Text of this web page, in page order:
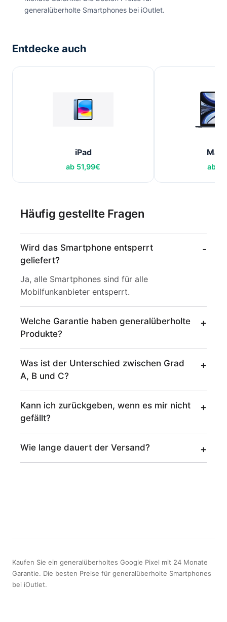
generalüberholte Smartphones bei iOutlet.
Entdecke auch
iPad
ab 51,99€ ab
Häufig gestellte Fragen
Wird das Smartphone entsperrt
geliefert?
Ja, alle Smartphones sind für alle
Mobilfunkanbieter entsperrt.
Welche Garantie haben generalüberholte
Produkte?
Was ist der Unterschied zwischen Grad
A, B und C?
Kann ich zurückgeben, wenn es mir nicht
gefällt?
Wie lange dauert der Versand?
Kaufen Sie ein generalüberholtes Google Pixel mit 24 Monate
Garantie. Die besten Preise für generalüberholte Smartphones
bei iOutlet.